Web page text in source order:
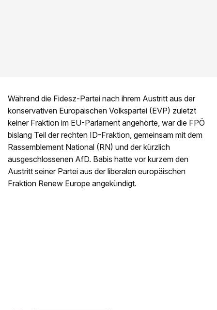
Während die Fidesz-Partei nach ihrem Austritt aus der
konservativen Europäischen Volkspartei (EVP) zuletzt
keiner Fraktion im EU-Parlament angehörte, war die FPÖ
bislang Teil der rechten ID-Fraktion, gemeinsam mit dem
Rassemblement National (RN) und der kürzlich
ausgeschlossenen AfD. Babis hatte vor kurzem den
Austritt seiner Partei aus der liberalen europäischen
Fraktion Renew Europe angekündigt.